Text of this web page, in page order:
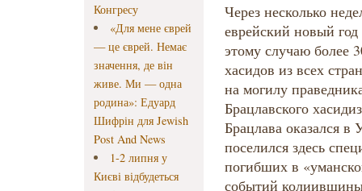
Конгресу
«Для мене єврей
— це єврей. Немає
значення, де він
живе. Ми — одна
родина»: Едуард
Шифрін для Jewish
Post And News
1-2 липня у
Києві відбудеться
Через несколько
еврейский новый
этому случаю более
хасидов из всех
на могилу
Брацлавского
Брацлава оказался в
поселился здесь
погибших в
событий